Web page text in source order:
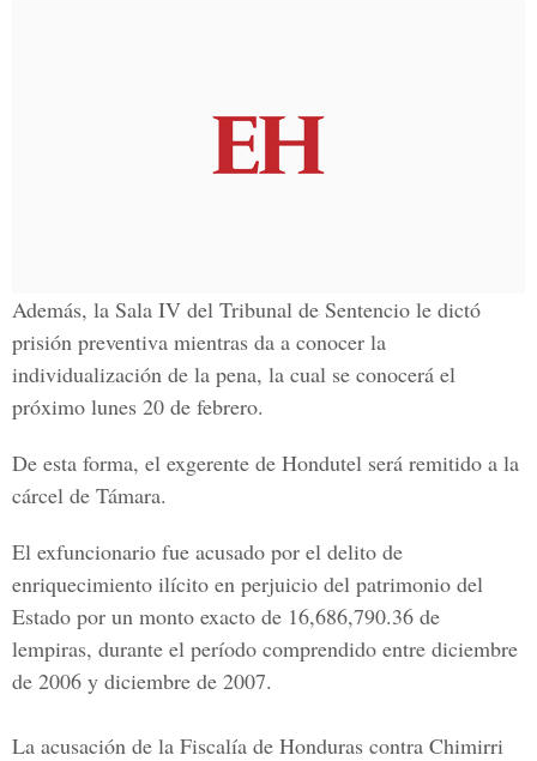
Además, la Sala IV del Tribunal de Sentencio le dictó
prisión preventiva mientras da a conocer la
individualización de la pena, la cual se conocerá el
próximo lunes 20 de febrero.
De esta forma, el exgerente de Hondutel será remitido a la
cárcel de Támara.
El exfuncionario fue acusado por el delito de
enriquecimiento ilícito en perjuicio del patrimonio del
Estado por un monto exacto de 16,686,790.36 de
lempiras, durante el período comprendido entre diciembre
de 2006 y diciembre de 2007.
La acusación de la Fiscalía de Honduras contra Chimirri